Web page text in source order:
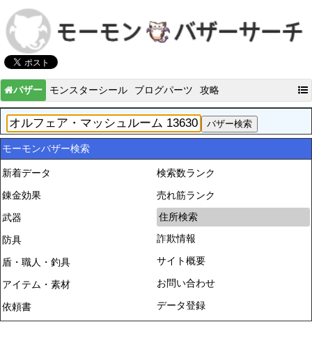
バザー モンスターシール ブログパーツ 攻略
モーモンバザー検索
新着データ
錬金効果
武器
防具
盾・職人・釣具
アイテム・素材
依頼書
検索数ランク
売れ筋ランク
住所検索
詐欺情報
サイト概要
お問い合わせ
データ登録